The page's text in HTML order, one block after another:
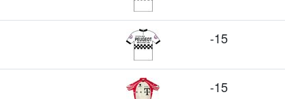
-15
-15